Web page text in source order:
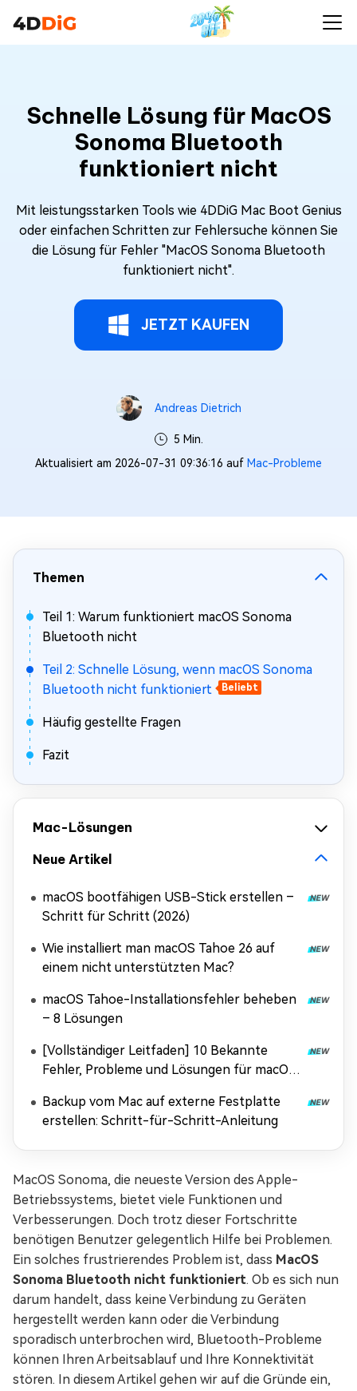
Schnelle Lösung für MacOS
Sonoma Bluetooth
funktioniert nicht
Mit leistungsstarken Tools wie 4DDiG Mac Boot Genius
oder einfachen Schritten zur Fehlersuche können Sie
die Lösung für Fehler "MacOS Sonoma Bluetooth
funktioniert nicht".
JETZT KAUFEN
Andreas Dietrich
5 Min.
Aktualisiert am 2026-07-31 09:36:16 auf Mac-Probleme
Themen
Teil 1: Warum funktioniert macOS Sonoma
Bluetooth nicht
Teil 2: Schnelle Lösung, wenn macOS Sonoma
Bluetooth nicht funktioniert
Beliebt
Häufig gestellte Fragen
Fazit
Mac-Lösungen
Neue Artikel
macOS bootfähigen USB-Stick erstellen –
Schritt für Schritt (2026)
Wie installiert man macOS Tahoe 26 auf
einem nicht unterstützten Mac?
macOS Tahoe-Installationsfehler beheben
– 8 Lösungen
[Vollständiger Leitfaden] 10 Bekannte
Fehler, Probleme und Lösungen für macOS
Backup vom Mac auf externe Festplatte
erstellen: Schritt-für-Schritt-Anleitung
MacOS Sonoma, die neueste Version des Apple-
Betriebssystems, bietet viele Funktionen und
Verbesserungen. Doch trotz dieser Fortschritte
benötigen Benutzer gelegentlich Hilfe bei Problemen.
Ein solches frustrierendes Problem ist, dass MacOS
Sonoma Bluetooth nicht funktioniert. Ob es sich nun
darum handelt, dass keine Verbindung zu Geräten
hergestellt werden kann oder die Verbindung
sporadisch unterbrochen wird, Bluetooth-Probleme
können Ihren Arbeitsablauf und Ihre Konnektivität
stören. In diesem Artikel gehen wir auf die Gründe ein,